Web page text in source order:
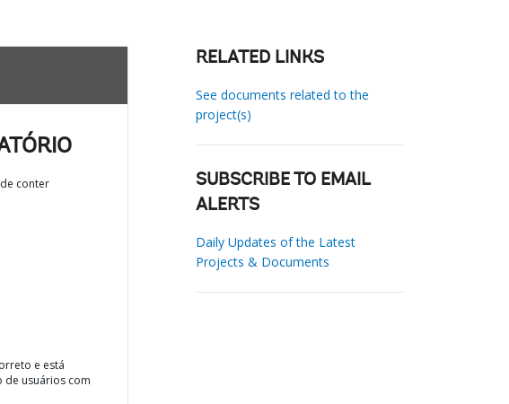
conter
e está
de usuários com
RELATED LINKS
See documents related to the
project(s)
SUBSCRIBE TO EMAIL
ALERTS
Daily Updates of the Latest
Projects & Documents